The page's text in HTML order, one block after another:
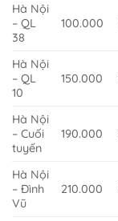
Hà Nội
– QL
38
100.000
Hà Nội
– QL
10
150.000
Hà Nội
– Cuối
tuyến
190.000
Hà Nội
– Đình
Vũ
210.000